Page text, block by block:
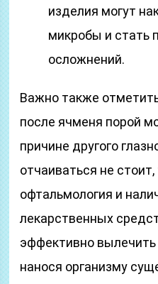
изделия могут
микробы и стать
осложнений.
Важно также
после ячменя порой
причине другого
отчаиваться не
офтальмология и
лекарственных
эффективно
нанося организму